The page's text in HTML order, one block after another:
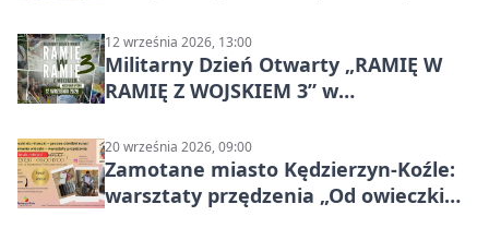
12 września 2026, 13:00
Militarny Dzień Otwarty „RAMIĘ W
RAMIĘ Z WOJSKIEM 3” w
20 września 2026, 09:00
Zamotane miasto Kędzierzyn-Koźle:
warsztaty przędzenia „Od owieczki